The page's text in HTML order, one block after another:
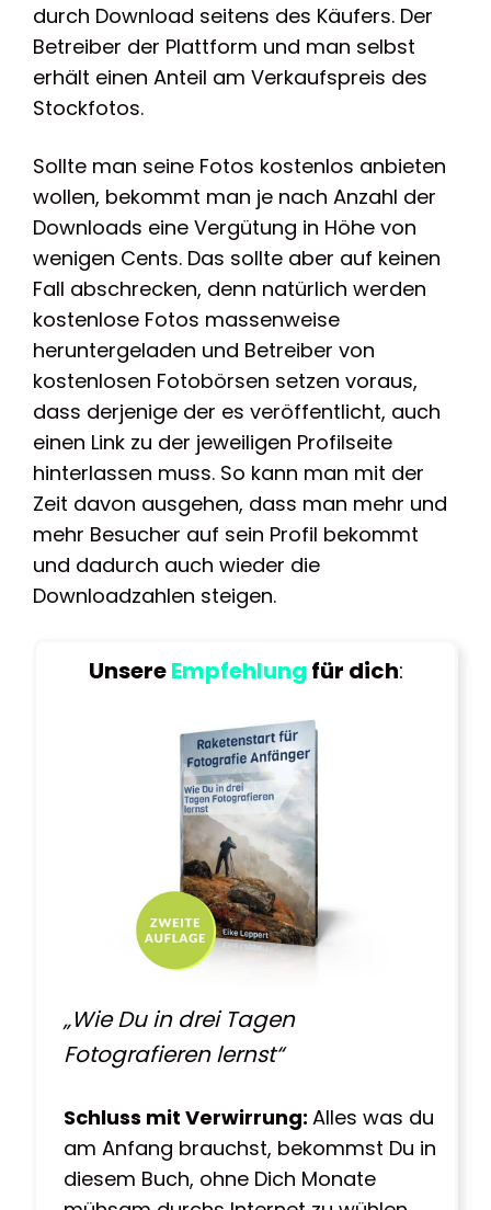
durch Download seitens des Käufers. Der
Betreiber der Plattform und man selbst
erhält einen Anteil am Verkaufspreis des
Stockfotos.
Sollte man seine Fotos kostenlos anbieten
wollen, bekommt man je nach Anzahl der
Downloads eine Vergütung in Höhe von
wenigen Cents. Das sollte aber auf keinen
Fall abschrecken, denn natürlich werden
kostenlose Fotos massenweise
heruntergeladen und Betreiber von
kostenlosen Fotobörsen setzen voraus,
dass derjenige der es veröffentlicht, auch
einen Link zu der jeweiligen Profilseite
hinterlassen muss. So kann man mit der
Zeit davon ausgehen, dass man mehr und
mehr Besucher auf sein Profil bekommt
und dadurch auch wieder die
Downloadzahlen steigen.
UnsereEmpfehlung für dich:
„Wie Du in drei Tagen
Fotografieren lernst“
Schluss mit Verwirrung: Alles was du
am Anfang brauchst, bekommst Du in
diesem Buch, ohne Dich Monate